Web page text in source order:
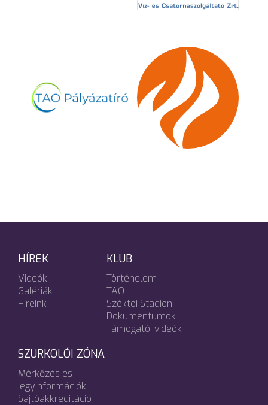
HÍREK
Videók
Galériák
Híreink
KLUB
Történelem
TAO
Széktói Stadion
Dokumentumok
Támogatói videók
SZURKOLÓI ZÓNA
Mérkőzés és
jegyinformációk
Sajtóakkreditáció